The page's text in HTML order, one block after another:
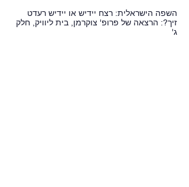
השפה הישראלית: רצח יידיש או יידיש רעדט
זיך?: הרצאה של פרופ' צוקרמן, בית ליוויק, חלק
ג'